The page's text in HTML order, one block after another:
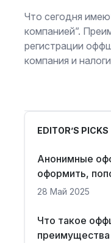
Что сегодня
компанией”.
регистрации
компания и
EDITOR’S PICKS
Анонимные
оформить,
28 Май 2025
Что такое
преимущества